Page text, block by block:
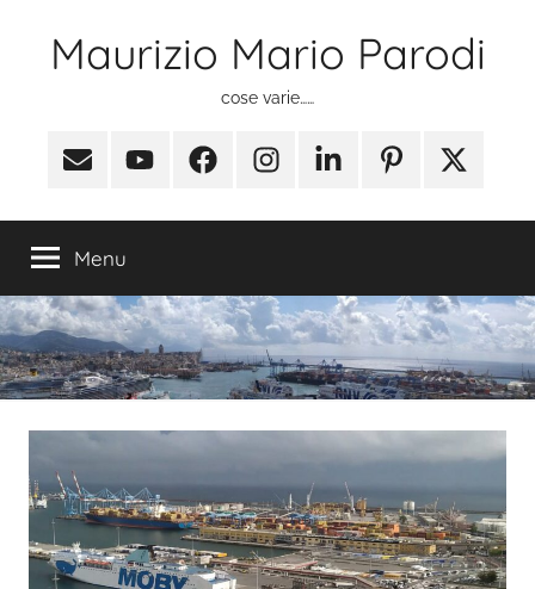
Maurizio Mario Parodi
cose varie……
Email YoutubeFacebookInstagramLinkedinPinterest
X
Twitter)
Menu